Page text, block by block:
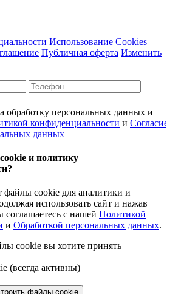
Использование Cookies
Публичная оферта Изменить
обработку персональных данных и
конфиденциальности и Согласием
данных
и политику
файлы cookie для аналитики и
использовать сайт и нажав
с нашей Политикой
и Обработкой персональных данных.
cookie вы хотите принять
(всегда активны)
файлы cookie